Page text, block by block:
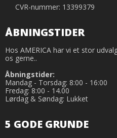
CVR-nummer: 13399379
ÅBNINGSTIDER
Hos AMERICA har vi et stor
os gerne..
Åbningstider:
Mandag - Torsdag: 8:00 - 16:00
Fredag: 8:00 - 14.00
Lørdag & Søndag: Lukket
5 GODE GRUNDE